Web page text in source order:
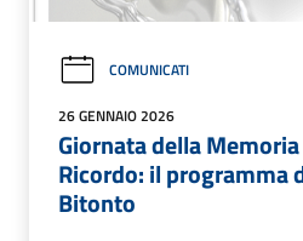
COMUNICATI
26 GENNAIO 2026
Giornata della
Ricordo: il programma
Bitonto